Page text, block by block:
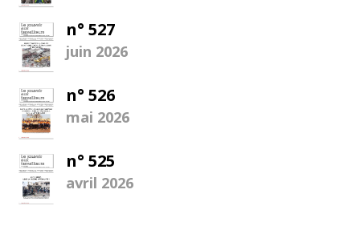
n° 527
juin 2026
n° 526
mai 2026
n° 525
avril 2026